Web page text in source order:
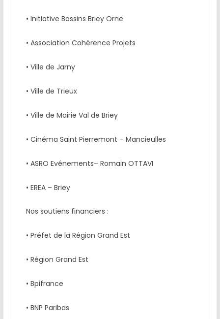
• Initiative Bassins Briey Orne
• Association Cohérence Projets
• Ville de Jarny
• Ville de Trieux
• Ville de Mairie Val de Briey
• Cinéma Saint Pierremont – Mancieulles
• ASRO Evénements– Romain OTTAVI
• EREA – Briey
Nos soutiens financiers :
• Préfet de la Région Grand Est
• Région Grand Est
• Bpifrance
• BNP Paribas